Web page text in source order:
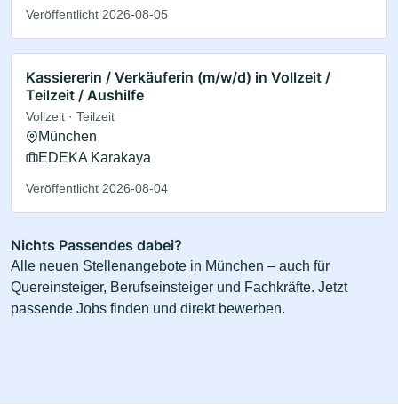
Veröffentlicht 2026-08-05
Kassiererin / Verkäuferin (m/w/d) in Vollzeit /
Teilzeit / Aushilfe
Vollzeit · Teilzeit
München
EDEKA Karakaya
Veröffentlicht 2026-08-04
Nichts Passendes dabei?
Alle neuen Stellenangebote in München – auch für
Quereinsteiger, Berufseinsteiger und Fachkräfte. Jetzt
passende Jobs finden und direkt bewerben.